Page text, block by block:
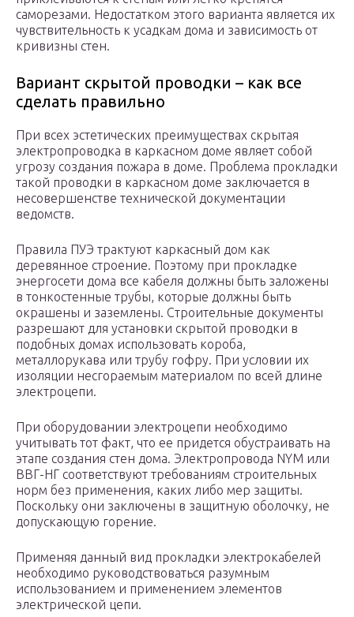
саморезами. Недостатком этого варианта является их
чувствительность к усадкам дома и зависимость от
кривизны стен.
Вариант скрытой проводки – как все
сделать правильно
При всех эстетических преимуществах скрытая
электропроводка в каркасном доме являет собой
угрозу создания пожара в доме. Проблема прокладки
такой проводки в каркасном доме заключается в
несовершенстве технической документации
ведомств.
Правила ПУЭ трактуют каркасный дом как
деревянное строение. Поэтому при прокладке
энергосети дома все кабеля должны быть заложены
в тонкостенные трубы, которые должны быть
окрашены и заземлены. Строительные документы
разрешают для установки скрытой проводки в
подобных домах использовать короба,
металлорукава или трубу гофру. При условии их
изоляции несгораемым материалом по всей длине
электроцепи.
При оборудовании электроцепи необходимо
учитывать тот факт, что ее придется обустраивать на
этапе создания стен дома. Электропровода NYM или
ВВГ-НГ соответствуют требованиям строительных
норм без применения, каких либо мер защиты.
Поскольку они заключены в защитную оболочку, не
допускающую горение.
Применяя данный вид прокладки электрокабелей
необходимо руководствоваться разумным
использованием и применением элементов
электрической цепи.